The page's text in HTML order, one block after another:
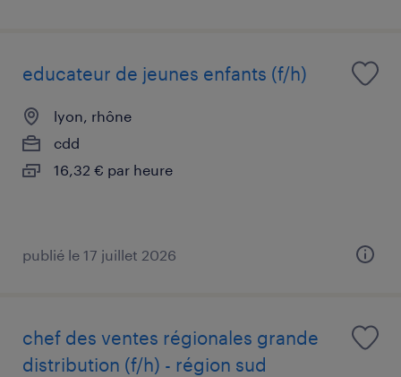
educateur de jeunes enfants (f/h)
lyon, rhône
cdd
16,32 € par heure
publié le 17 juillet 2026
chef des ventes régionales grande
distribution (f/h) - région sud